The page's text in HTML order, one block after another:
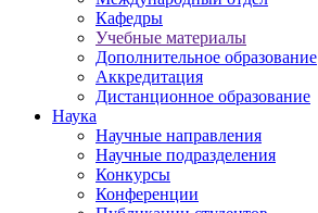
Кафедры
Учебные материалы
Дополнительное образование
Аккредитация
Дистанционное образование
Наука
Научные направления
Научные подразделения
Конкурсы
Конференции